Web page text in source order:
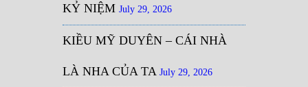
KỶ NIỆM July 29, 2026
KIỀU MỸ DUYÊN – CÁI NHÀ
LÀ NHA CỦA TA July 29, 2026